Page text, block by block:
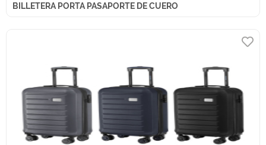
BILLETERA PORTA PASAPORTE DE CUERO